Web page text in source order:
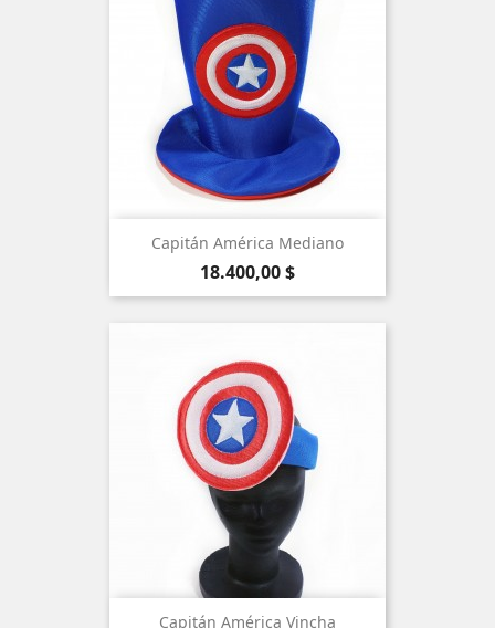
Capitán América Mediano
Precio
18.400,00 $
Capitán América Vincha